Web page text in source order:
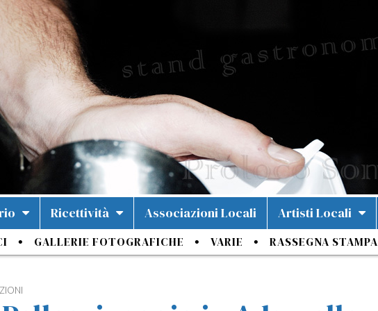
Ricettività Associazioni Locali Artisti Locali
GALLERIE FOTOGRAFICHE VARIE RASSEGNA STAMPA